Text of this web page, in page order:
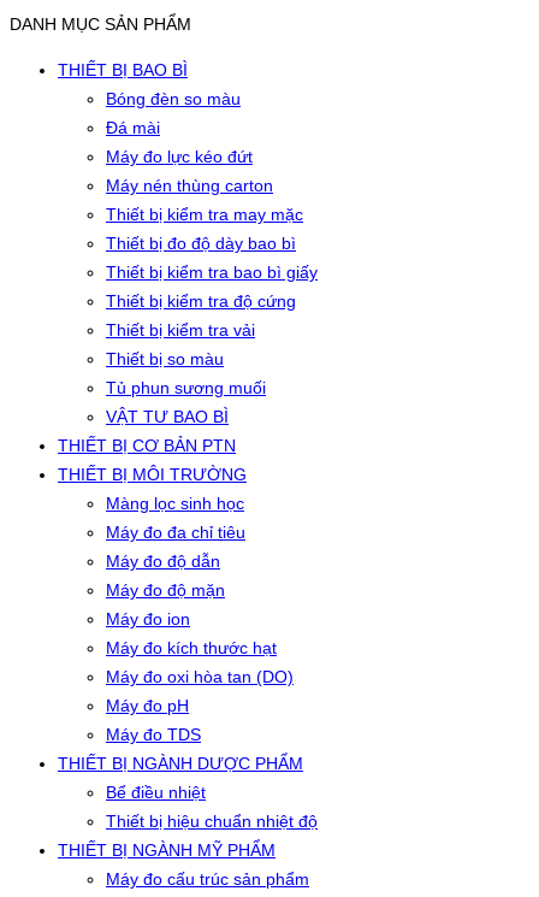
DANH MỤC SẢN PHẨM
THIẾT BỊ BAO BÌ
Bóng đèn so màu
Đá mài
Máy đo lực kéo đứt
Máy nén thùng carton
Thiết bị kiểm tra may mặc
Thiết bị đo độ dày bao bì
Thiết bị kiểm tra bao bì giấy
Thiết bị kiểm tra độ cứng
Thiết bị kiểm tra vải
Thiết bị so màu
Tủ phun sương muối
VẬT TƯ BAO BÌ
THIẾT BỊ CƠ BẢN PTN
THIẾT BỊ MÔI TRƯỜNG
Màng lọc sinh học
Máy đo đa chỉ tiêu
Máy đo độ dẫn
Máy đo độ mặn
Máy đo ion
Máy đo kích thước hạt
Máy đo oxi hòa tan (DO)
Máy đo pH
Máy đo TDS
THIẾT BỊ NGÀNH DƯỢC PHẨM
Bể điều nhiệt
Thiết bị hiệu chuẩn nhiệt độ
THIẾT BỊ NGÀNH MỸ PHẨM
Máy đo cấu trúc sản phẩm